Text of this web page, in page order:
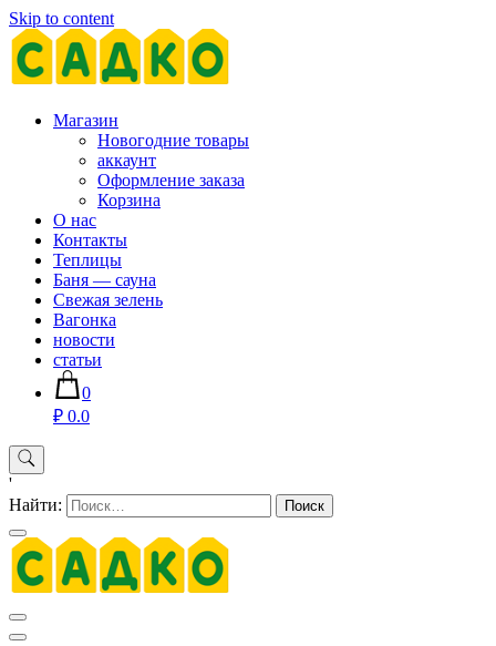
Skip to content
Магазин хозяйственных товаров для дома сада огорода —
sadko59.ru
Магазин
Новогодние товары
аккаунт
Оформление заказа
Корзина
О нас
Контакты
Теплицы
Баня — сауна
Свежая зелень
Вагонка
новости
статьи
0
₽ 0.0
'
Найти: